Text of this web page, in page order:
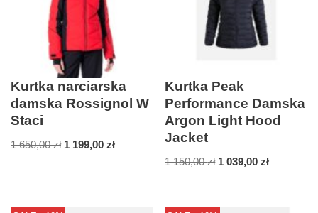
Kurtka narciarska
damska Rossignol W
Staci
1 650,00zł 1 199,00 zł
Kurtka Peak
Performance Damska
Argon Light Hood
Jacket
1 150,00zł 1 039,00zł